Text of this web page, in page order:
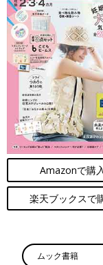
出典：Instagramアカウ
yuzuko1234さんは
759円だそうで、
ろんな種類があっ
よね！
Amazonで購
楽天ブックスで
ムック書籍